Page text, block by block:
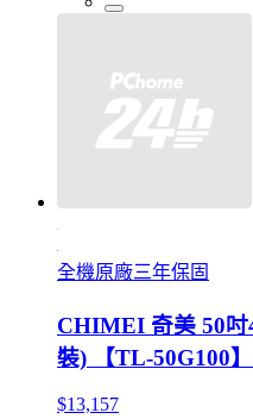
全機原廠三年保固
CHIMEI 奇美 50
裝) 【TL-50G100】
$13,157